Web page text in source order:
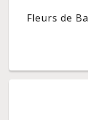
Fleurs de